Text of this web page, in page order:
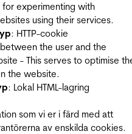
experimenting with
using their services.
: HTTP-cookie
the user and the
- This serves to optimise
the website.
: Lokal HTML-lagring
som vi er i färd med att
av enskilda cookies.